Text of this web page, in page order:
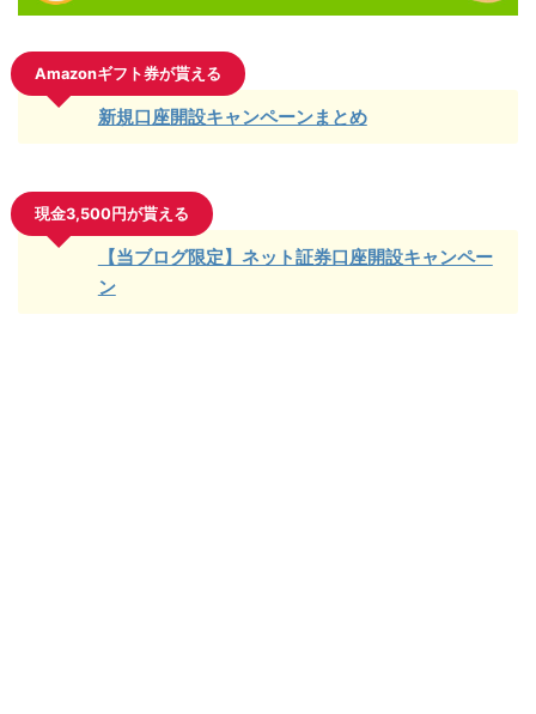
Amazonギフト券が貰える
新規口座開設キャンペーンまとめ
現金3,500円が貰える
【当ブログ限定】ネット証券口座開設キャンペー
ン